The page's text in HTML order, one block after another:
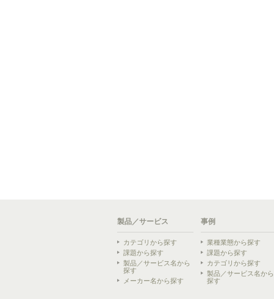
製品／サービス
カテゴリから探す
課題から探す
製品／サービス名から
探す
メーカー名から探す
事例
業種業態から探す
課題から探す
カテゴリから探す
製品／サービス名から
探す